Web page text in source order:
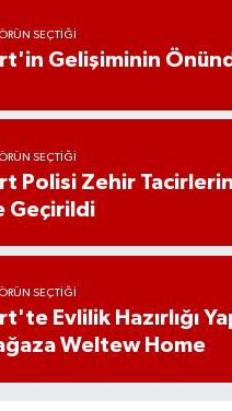
SEÇTIĞI
Gelişiminin
SEÇTIĞI
Polisi Zehir
Geçirildi
SEÇTIĞI
Evlilik Hazırlığı
Weltew Home